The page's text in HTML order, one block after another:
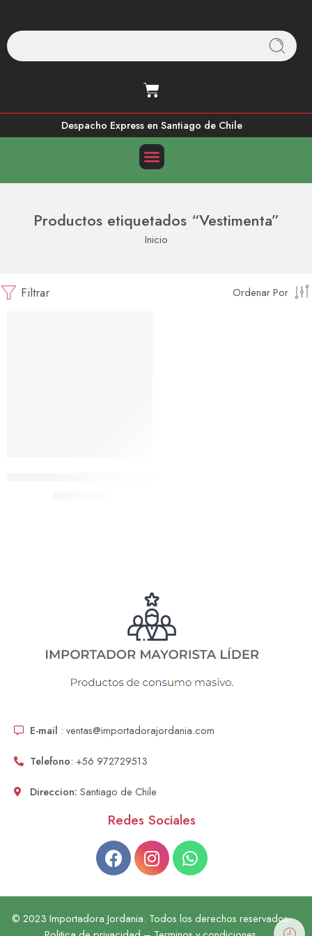
Despacho Express en Santiago de Chile
Productos etiquetados “Vestimenta”
Inicio
Filtrar Ordenar Por
E-mail : ventas@importadorajordania.com
Telefono: +56 972729513
Direccion: Santiago de Chile
Redes Sociales
© 2023 Importadora Jordania. Todos los derechos reservados.